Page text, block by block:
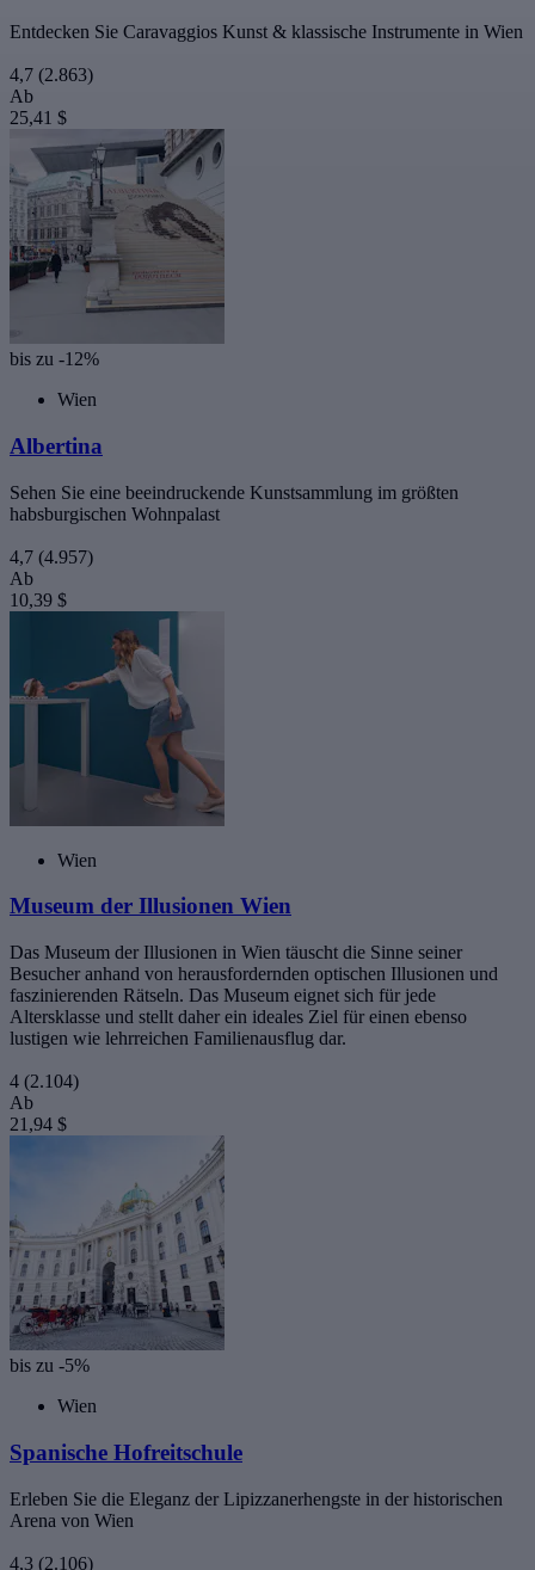
Entdecken Sie Caravaggios Kunst & klassische Instrumente in Wien
4,7 (2.863)
Ab
25,41 $
bis zu -12%
Wien
Albertina
Sehen Sie eine beeindruckende Kunstsammlung im größten
habsburgischen Wohnpalast
4,7 (4.957)
Ab
10,39 $
Wien
Museum der Illusionen Wien
Das Museum der Illusionen in Wien täuscht die Sinne seiner
Besucher anhand von herausfordernden optischen Illusionen und
faszinierenden Rätseln. Das Museum eignet sich für jede
Altersklasse und stellt daher ein ideales Ziel für einen ebenso
lustigen wie lehrreichen Familienausflug dar.
4 (2.104)
Ab
21,94 $
bis zu -5%
Wien
Spanische Hofreitschule
Erleben Sie die Eleganz der Lipizzanerhengste in der historischen
Arena von Wien
4,3 (2.106)